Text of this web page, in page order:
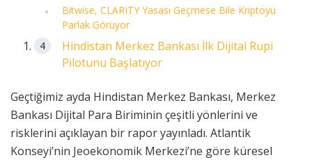
Bitwise, CLARITY Yasası Geçmese Bile Kriptoyu
Parlak Görüyor
Hindistan Merkez Bankası İlk Dijital Rupi
Pilotunu Başlatıyor
Geçtiğimiz ayda Hindistan Merkez Bankası, Merkez
Bankası Dijital Para Biriminin çeşitli yönlerini ve
risklerini açıklayan bir rapor yayınladı. Atlantik
Konseyi’nin Jeoekonomik Merkezi’ne göre küresel